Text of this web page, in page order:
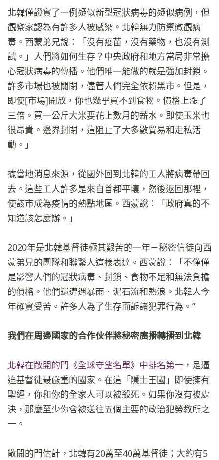
北韓僅證實了一例疑似新型冠狀病毒的疑似病例，但
觀察家認為有許多人被感染。北韓無力防禦微觀病
毒。西蒙弟兄說：「沒有疫苗，沒有藥物，也沒有測
試。」人們將如何生存？中央政府和地方當局非常擔
心冠狀病毒的傳播。他們唯一能做的就是強加封鎖。
許多市場也被關閉，儘管人們完全依賴黑市。但是，
即使[市場]開放，你也幾乎買不到食物。價格上漲了
三倍。買一公斤大米要花上數月的薪水。即使玉米也
很昂貴。邊界封閉，這阻止了大多數貿易和走私活
動。」
據當地消息來源，從國外回到北韓的工人將病毒帶回
去。這些工人許多是來自首都平壤，然後返回那裡，
使該市成為疫情的熱點地區。西蒙說：「政府真的不
知道該怎麼辦。」
2020年是北韓基督徒極其艱苦的一年－秘密信徒向西
蒙弟兄的團隊和聯繫人這樣表達。西蒙說：「不僅僅
是影響人們的冠狀病毒、封鎖、食物不足和無法負擔
的價格。他們還遭遇暴雨、泥石流和熱浪。北韓人今
年確實受苦。許多人為了生存而訴諸犯罪行為。”
我們在周邊國家的合作伙伴將秘密廣播轉播到北韓
北韓在敞開的門《全球守望名單》中排名第一 ，是逼
迫基督徒最嚴重的國家。在這「隱士王國」即使擁有
聖經，你和你的全家人可以被殺死。如果你沒有被處
決，那麼至少你會被送往五個主要的政治犯勞教所之
一。
敞開的門估計，北韓有20萬至40萬基督徒；大約有5